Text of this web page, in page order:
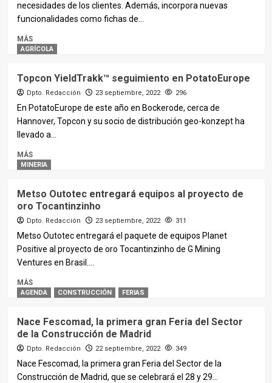
necesidades de los clientes. Además, incorpora nuevas
funcionalidades como fichas de...
MÁS
AGRÍCOLA
Topcon YieldTrakk™ seguimiento en PotatoEurope
Dpto. Redacción 23 septiembre, 2022 296
En PotatoEurope de este año en Bockerode, cerca de
Hannover, Topcon y su socio de distribución geo-konzept ha
llevado a...
MÁS
MINERIA
Metso Outotec entregará equipos al proyecto de
oro Tocantinzinho
Dpto. Redacción 23 septiembre, 2022 311
Metso Outotec entregará el paquete de equipos Planet
Positive al proyecto de oro Tocantinzinho de G Mining
Ventures en Brasil....
MÁS
AGENDA CONSTRUCCIÓN FERIAS
Nace Fescomad, la primera gran Feria del Sector
de la Construcción de Madrid
Dpto. Redacción 22 septiembre, 2022 349
Nace Fescomad, la primera gran Feria del Sector de la
Construcción de Madrid, que se celebrará el 28 y 29...